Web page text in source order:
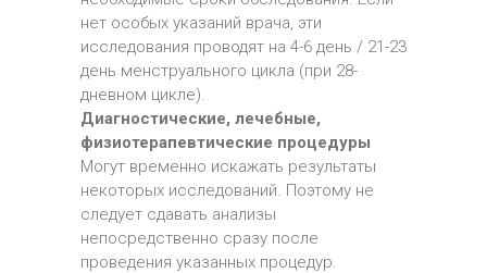
нет особых указаний врача, эти
исследования проводят на 4-6 день / 21-23
день менструального цикла (при 28-
дневном цикле).
Диагностические, лечебные,
физиотерапевтические процедуры
Могут временно искажать результаты
некоторых исследований. Поэтому не
следует сдавать анализы
непосредственно сразу после
проведения указанных процедур.